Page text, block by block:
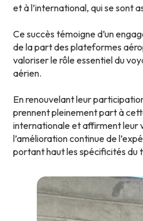
et à l’international, qui se sont
Ce succès témoigne d’un
de la part des plateformes
valoriser le rôle essentiel du
aérien.
En renouvelant leur
prennent pleinement part à
internationale et affirment leur
l’amélioration continue de
portant haut les spécificités du